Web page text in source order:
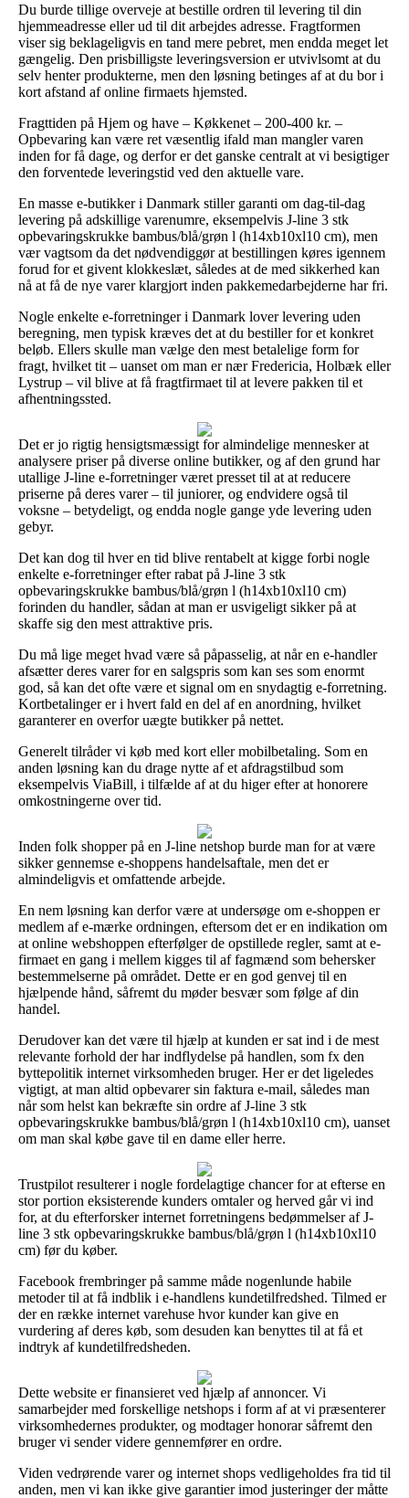
Du burde tillige overveje at bestille ordren til levering til din
hjemmeadresse eller ud til dit arbejdes adresse. Fragtformen
viser sig beklageligvis en tand mere pebret, men endda meget let
gængelig. Den prisbilligste leveringsversion er utvivlsomt at du
selv henter produkterne, men den løsning betinges af at du bor i
kort afstand af online firmaets hjemsted.
Fragttiden på Hjem og have – Køkkenet – 200-400 kr. –
Opbevaring kan være ret væsentlig ifald man mangler varen
inden for få dage, og derfor er det ganske centralt at vi besigtiger
den forventede leveringstid ved den aktuelle vare.
En masse e-butikker i Danmark stiller garanti om dag-til-dag
levering på adskillige varenumre, eksempelvis J-line 3 stk
opbevaringskrukke bambus/blå/grøn l (h14xb10xl10 cm), men
vær vagtsom da det nødvendiggør at bestillingen køres igennem
forud for et givent klokkeslæt, således at de med sikkerhed kan
nå at få de nye varer klargjort inden pakkemedarbejderne har fri.
Nogle enkelte e-forretninger i Danmark lover levering uden
beregning, men typisk kræves det at du bestiller for et konkret
beløb. Ellers skulle man vælge den mest betalelige form for
fragt, hvilket tit – uanset om man er nær Fredericia, Holbæk eller
Lystrup – vil blive at få fragtfirmaet til at levere pakken til et
afhentningssted.
Det er jo rigtig hensigtsmæssigt for almindelige mennesker at
analysere priser på diverse online butikker, og af den grund har
utallige J-line e-forretninger været presset til at at reducere
priserne på deres varer – til juniorer, og endvidere også til
voksne – betydeligt, og endda nogle gange yde levering uden
gebyr.
Det kan dog til hver en tid blive rentabelt at kigge forbi nogle
enkelte e-forretninger efter rabat på J-line 3 stk
opbevaringskrukke bambus/blå/grøn l (h14xb10xl10 cm)
forinden du handler, sådan at man er usvigeligt sikker på at
skaffe sig den mest attraktive pris.
Du må lige meget hvad være så påpasselig, at når en e-handler
afsætter deres varer for en salgspris som kan ses som enormt
god, så kan det ofte være et signal om en snydagtig e-forretning.
Kortbetalinger er i hvert fald en del af en anordning, hvilket
garanterer en overfor uægte butikker på nettet.
Generelt tilråder vi køb med kort eller mobilbetaling. Som en
anden løsning kan du drage nytte af et afdragstilbud som
eksempelvis ViaBill, i tilfælde af at du higer efter at honorere
omkostningerne over tid.
Inden folk shopper på en J-line netshop burde man for at være
sikker gennemse e-shoppens handelsaftale, men det er
almindeligvis et omfattende arbejde.
En nem løsning kan derfor være at undersøge om e-shoppen er
medlem af e-mærke ordningen, eftersom det er en indikation om
at online webshoppen efterfølger de opstillede regler, samt at e-
firmaet en gang i mellem kigges til af fagmænd som behersker
bestemmelserne på området. Dette er en god genvej til en
hjælpende hånd, såfremt du møder besvær som følge af din
handel.
Derudover kan det være til hjælp at kunden er sat ind i de mest
relevante forhold der har indflydelse på handlen, som fx den
byttepolitik internet virksomheden bruger. Her er det ligeledes
vigtigt, at man altid opbevarer sin faktura e-mail, således man
når som helst kan bekræfte sin ordre af J-line 3 stk
opbevaringskrukke bambus/blå/grøn l (h14xb10xl10 cm), uanset
om man skal købe gave til en dame eller herre.
Trustpilot resulterer i nogle fordelagtige chancer for at efterse en
stor portion eksisterende kunders omtaler og herved går vi ind
for, at du efterforsker internet forretningens bedømmelser af J-
line 3 stk opbevaringskrukke bambus/blå/grøn l (h14xb10xl10
cm) før du køber.
Facebook frembringer på samme måde nogenlunde habile
metoder til at få indblik i e-handlens kundetilfredshed. Tilmed er
der en række internet varehuse hvor kunder kan give en
vurdering af deres køb, som desuden kan benyttes til at få et
indtryk af kundetilfredsheden.
Dette website er finansieret ved hjælp af annoncer. Vi
samarbejder med forskellige netshops i form af at vi præsenterer
virksomhedernes produkter, og modtager honorar såfremt den
bruger vi sender videre gennemfører en ordre.
Viden vedrørende varer og internet shops vedligeholdes fra tid til
anden, men vi kan ikke give garantier imod justeringer der måtte